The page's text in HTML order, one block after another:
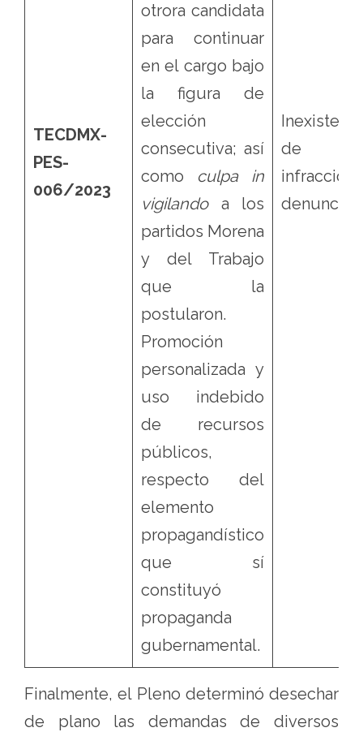
TECDMX-
PES-
006/2023
otrora candidata
para continuar
en el cargo bajo
la figura de
elección
consecutiva; así
como culpa in
vigilandoa los
partidos Morena
y del Trabajo
que la
postularon.
Promoción
personalizada y
uso indebido
de recursos
públicos,
respecto del
elemento
propagandístico
que sí
constituyó
propaganda
gubernamental.
de
Finalmente, el Pleno determinó desechar
de plano las demandas de diversos